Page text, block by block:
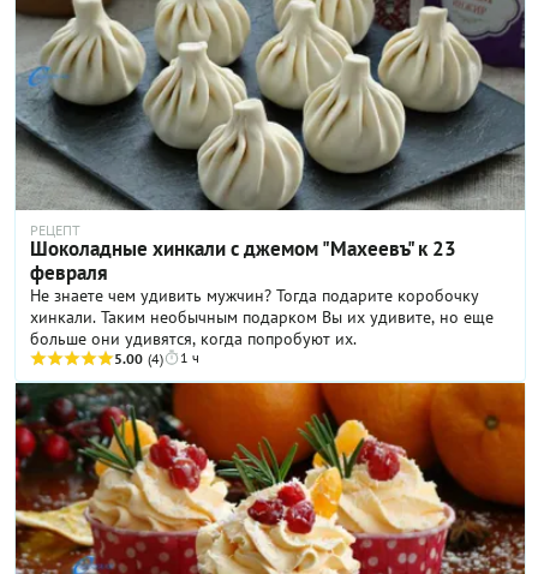
РЕЦЕПТ
Шоколадные хинкали с джемом "Махеевъ" к 23
февраля
Не знаете чем удивить мужчин? Тогда подарите коробочку
хинкали. Таким необычным подарком Вы их удивите, но еще
больше они удивятся, когда попробуют их.
5.00 (4) 1 ч